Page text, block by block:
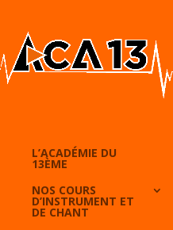
L’ACADÉMIE DU
13ÈME
NOS COURS
D’INSTRUMENT ET
DE CHANT